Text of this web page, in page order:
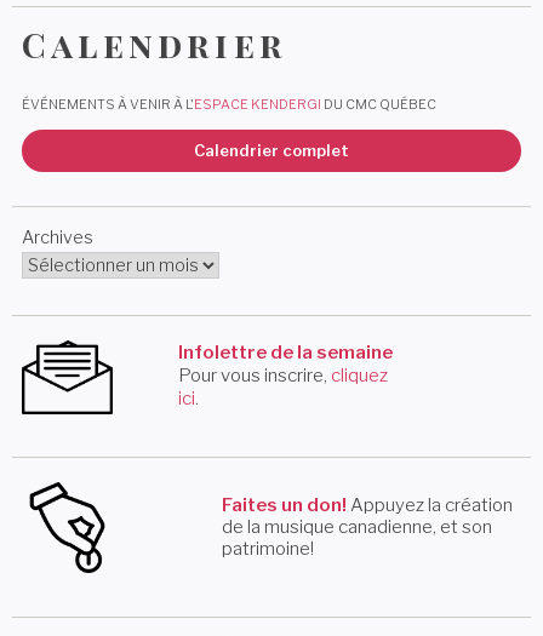
Calendrier
ÉVÉNEMENTS À VENIR À L'ESPACE KENDERGI DU CMC QUÉBEC
Calendrier complet
Archives
Infolettre de la semaine
Pour vous inscrire, cliquez
ici.
Faites un don! Appuyez la création
de la musique canadienne, et son
patrimoine!